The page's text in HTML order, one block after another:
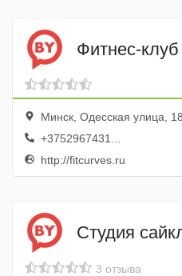
Фитнес-
Минск, Одесская улица, 18
+3752967431...
http://fitcurves.ru
Студия
3 отзыва